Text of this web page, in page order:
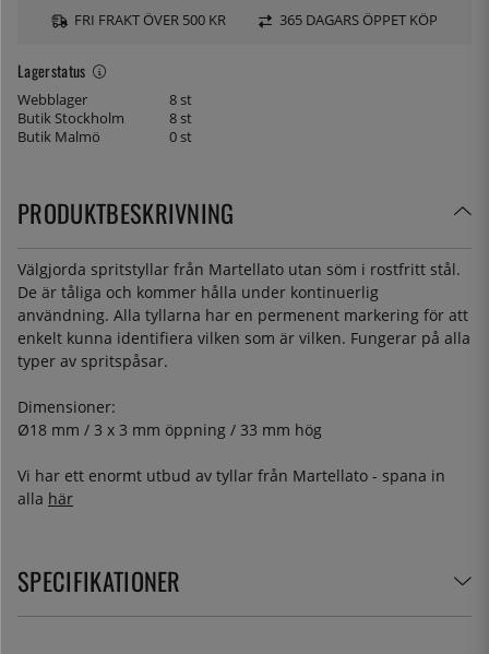
Lagerstatus
Webblager
8 st
Butik Stockholm
8 st
Butik Malmö
0 st
FRI FRAKT ÖVER 500 KR 365 DAGARS ÖPPET KÖP
PRODUKTBESKRIVNING
Välgjorda spritstyllar från Martellato utan söm i rostfritt stål.
De är tåliga och kommer hålla under kontinuerlig
användning. Alla tyllarna har en permenent markering för att
enkelt kunna identifiera vilken som är vilken. Fungerar på alla
typer av spritspåsar.
Dimensioner:
Ø18 mm / 3 x 3 mm öppning / 33 mm hög
Vi har ett enormt utbud av tyllar från Martellato - spana in
alla här
SPECIFIKATIONER